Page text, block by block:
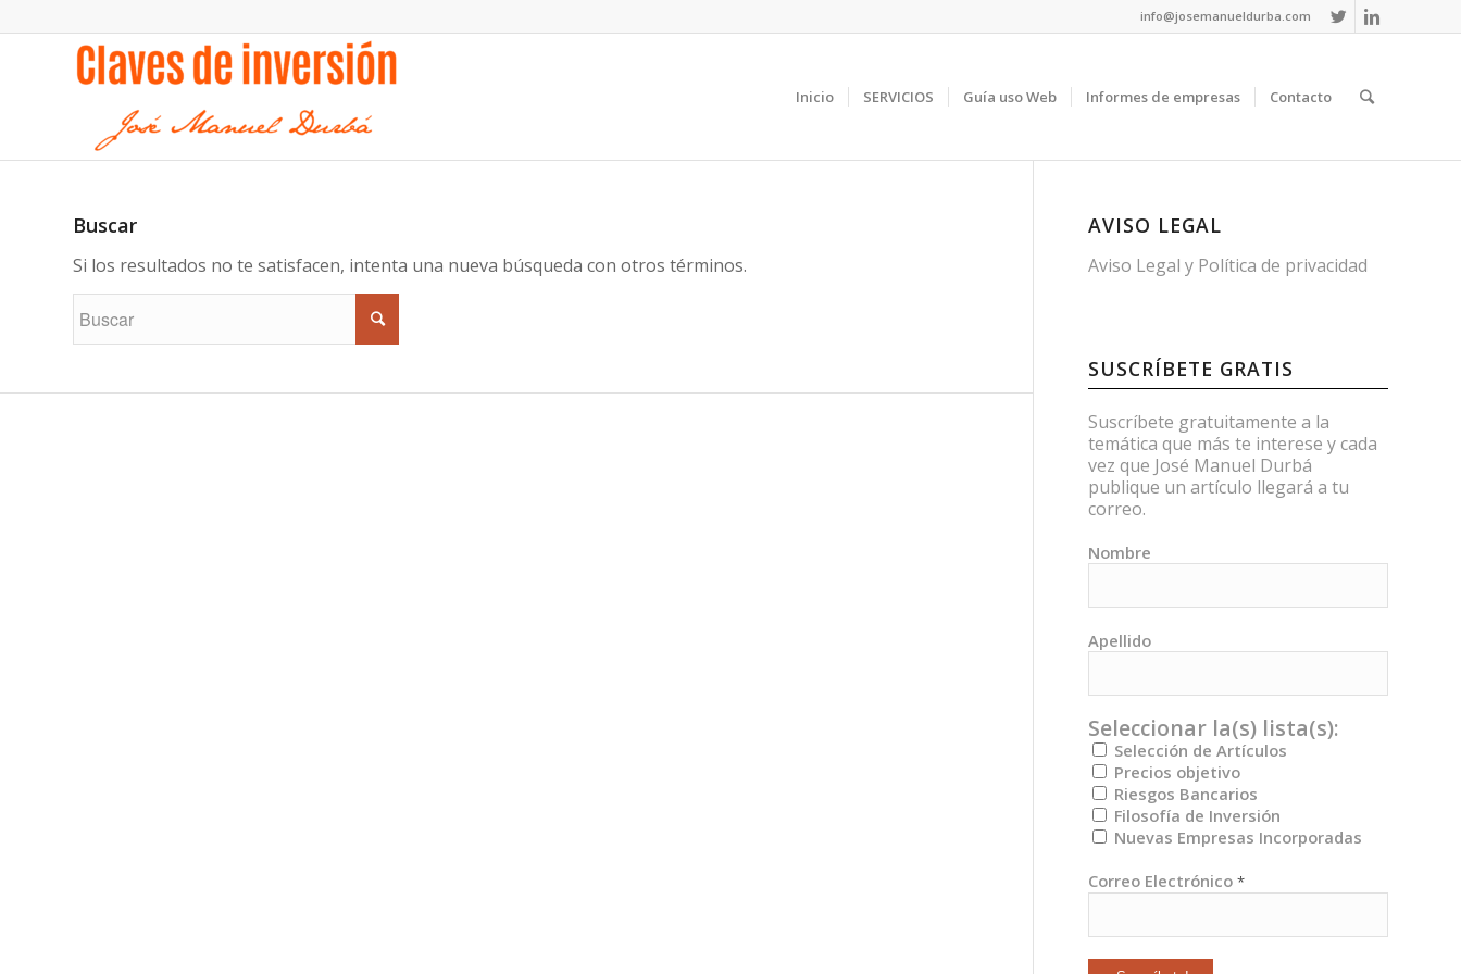
info@josemanueldurba.com
Inicio SERVICIOS Guía uso Web Informes de empresas Contacto
Buscar
Si los resultados no te satisfacen, intenta una nueva búsqueda con otros términos.
AVISO LEGAL
Aviso Legal y Política de privacidad
SUSCRÍBETE GRATIS
Suscríbete gratuitamente a la
temática que más te interese y cada
vez que José Manuel Durbá
publique un artículo llegará a tu
correo.
Nombre
Apellido
Seleccionar la(s) lista(s):
Selección de Artículos
Precios objetivo
Riesgos Bancarios
Filosofía de Inversión
Nuevas Empresas Incorporadas
Correo Electrónico*